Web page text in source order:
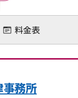
離婚裁判
モラハラ
熟年離婚
料金表
事務所